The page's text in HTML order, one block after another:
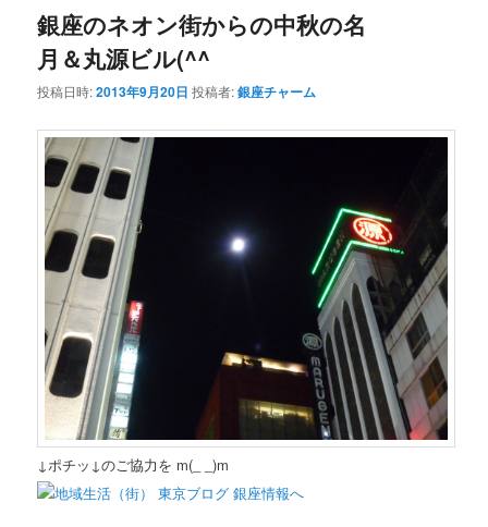
銀座のネオン街からの中秋の名
月＆丸源ビル(^^ゞ
投稿日時:2013年9月20日 投稿者:銀座チャーム
↓ポチッ↓のご協力を m(_ _)m